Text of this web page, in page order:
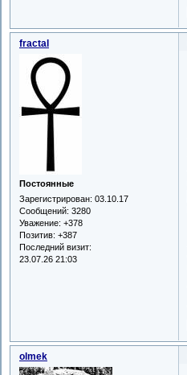
fractal
Постоянные
Зарегистрирован: 03.10.17
Сообщений: 3280
Уважение: +378
Позитив: +387
Последний визит:
23.07.26 21:03
olmek